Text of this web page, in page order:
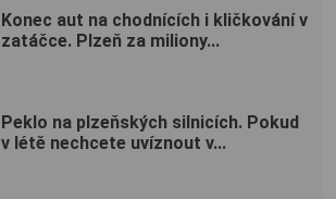
Konec aut na chodnících i kličkování v
zatáčce. Plzeň za miliony...
Peklo na plzeňských silnicích. Pokud
v létě nechcete uvíznout v...